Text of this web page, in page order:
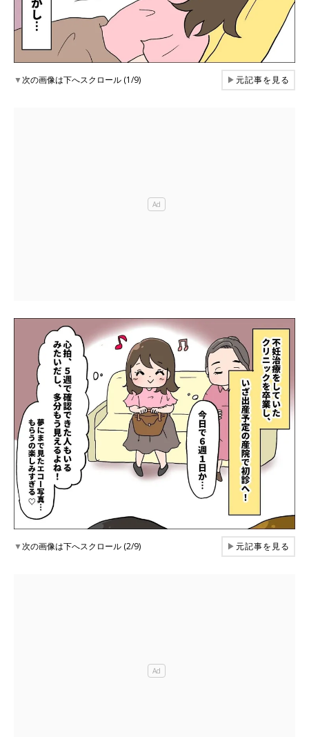
▼次の画像は下へスクロール (1/9) ▶元記事を見る
▼次の画像は下へスクロール (2/9) ▶元記事を見る